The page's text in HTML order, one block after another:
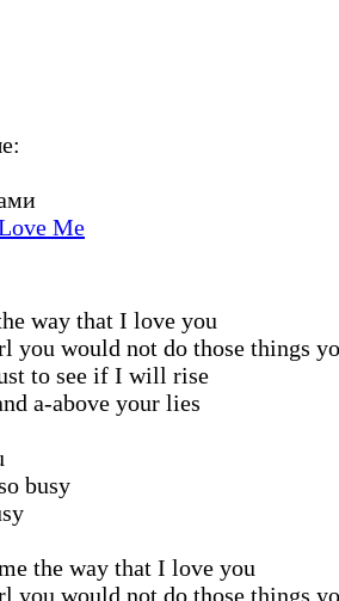
Me
way that I love you
you would not do those things
to see if I will rise
a-above your lies
busy
the way that I love you
you would not do those things